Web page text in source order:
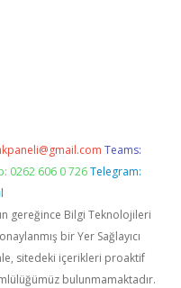
Teams:
0262 606 0 726 Telegram:
gereğince Bilgi Teknolojileri
bir Yer Sağlayıcı
sitedeki içerikleri proaktif
bulunmamaktadır.